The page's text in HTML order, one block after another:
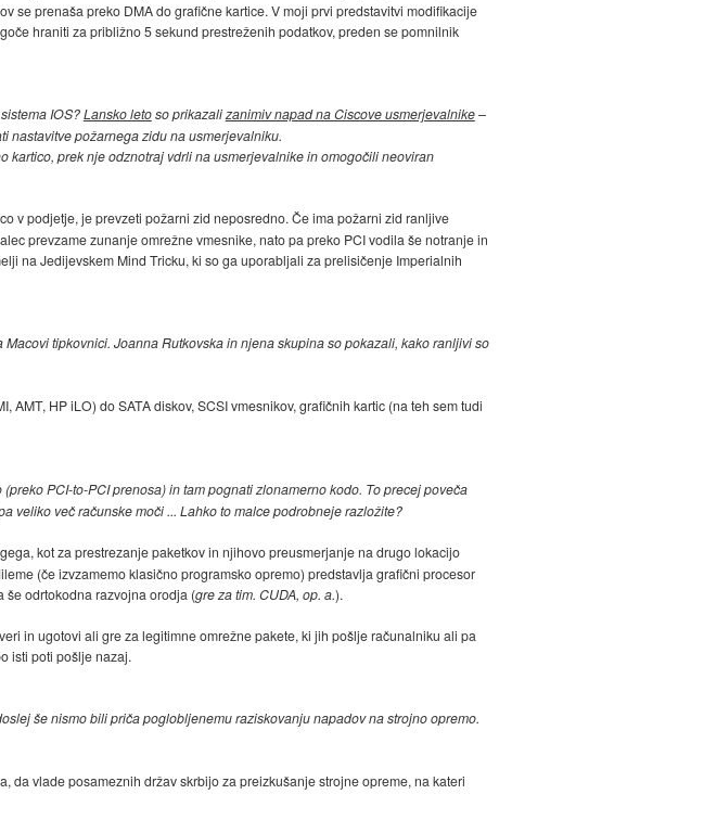
se prenaša preko DMA do grafične kartice. V moji prvi predstavitvi modifikacije
hraniti za približno 5 sekund prestreženih podatkov, preden se pomnilnik
IOS?Lansko letoso prikazalizanimiv napad na Ciscove usmerjevalnike–
nastavitve požarnega zidu na usmerjevalniku.
kartico, prek nje odznotraj vdrli na usmerjevalnike in omogočili neoviran
v podjetje, je prevzeti požarni zid neposredno. Če ima požarni zid ranljive
prevzame zunanje omrežne vmesnike, nato pa preko PCI vodila še notranje in
na Jedijevskem Mind Tricku, ki so ga uporabljali za prelisičenje Imperialnih
tipkovnici. Joanna Rutkovska in njena skupina so pokazali, kako ranljivi so
HP iLO) do SATA diskov, SCSI vmesnikov, grafičnih kartic (na teh sem tudi
PCI-to-PCI prenosa) in tam pognati zlonamerno kodo. To precej poveča
veliko več računske moči ... Lahko to malce podrobneje razložite?
kot za prestrezanje paketkov in njihovo preusmerjanje na drugo lokacijo
(če izvzamemo klasično programsko opremo) predstavlja grafični procesor
še odrtokodna razvojna orodja (gre za tim. CUDA, op. a.).
in ugotovi ali gre za legitimne omrežne pakete, ki jih pošlje računalniku ali pa
isti poti pošlje nazaj.
še nismo bili priča poglobljenemu raziskovanju napadov na strojno opremo.
da vlade posameznih držav skrbijo za preizkušanje strojne opreme, na kateri